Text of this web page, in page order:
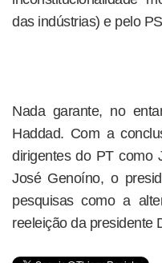
das indústrias) e pelo
Nada garante, no
Haddad. Com a
dirigentes do PT como
José Genoíno, o
pesquisas como a
reeleição da presidente